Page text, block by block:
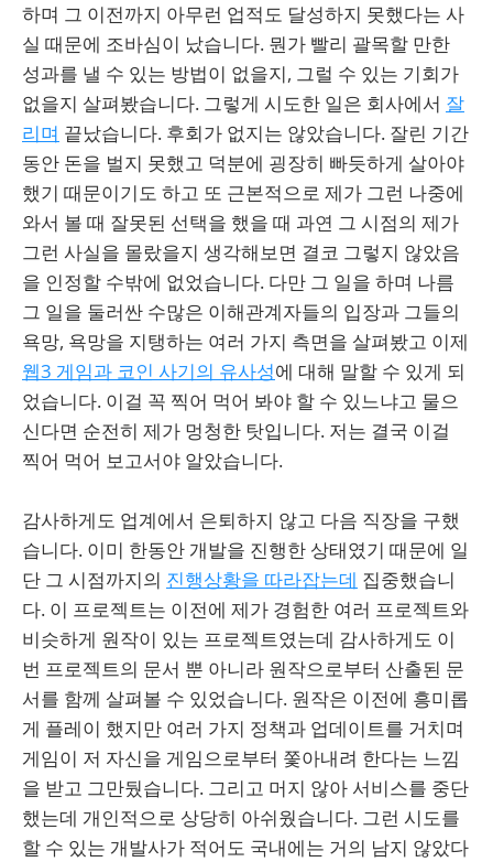
하며 그 이전까지 아무런 업적도 달성하지 못했다는 사
실 때문에 조바심이 났습니다. 뭔가 빨리 괄목할 만한
성과를 낼 수 있는 방법이 없을지, 그럴 수 있는 기회가
없을지 살펴봤습니다. 그렇게 시도한 일은 회사에서 잘
리며 끝났습니다. 후회가 없지는 않았습니다. 잘린 기간
동안 돈을 벌지 못했고 덕분에 굉장히 빠듯하게 살아야
했기 때문이기도 하고 또 근본적으로 제가 그런 나중에
와서 볼 때 잘못된 선택을 했을 때 과연 그 시점의 제가
그런 사실을 몰랐을지 생각해보면 결코 그렇지 않았음
을 인정할 수밖에 없었습니다. 다만 그 일을 하며 나름
그 일을 둘러싼 수많은 이해관계자들의 입장과 그들의
욕망, 욕망을 지탱하는 여러 가지 측면을 살펴봤고 이제
웹3 게임과 코인 사기의 유사성에 대해 말할 수 있게 되
었습니다. 이걸 꼭 찍어 먹어 봐야 할 수 있느냐고 물으
신다면 순전히 제가 멍청한 탓입니다. 저는 결국 이걸
찍어 먹어 보고서야 알았습니다.
감사하게도 업계에서 은퇴하지 않고 다음 직장을 구했
습니다. 이미 한동안 개발을 진행한 상태였기 때문에 일
단 그 시점까지의 진행상황을 따라잡는데 집중했습니
다. 이 프로젝트는 이전에 제가 경험한 여러 프로젝트와
비슷하게 원작이 있는 프로젝트였는데 감사하게도 이
번 프로젝트의 문서 뿐 아니라 원작으로부터 산출된 문
서를 함께 살펴볼 수 있었습니다. 원작은 이전에 흥미롭
게 플레이 했지만 여러 가지 정책과 업데이트를 거치며
게임이 저 자신을 게임으로부터 쫓아내려 한다는 느낌
을 받고 그만뒀습니다. 그리고 머지 않아 서비스를 중단
했는데 개인적으로 상당히 아쉬웠습니다. 그런 시도를
할 수 있는 개발사가 적어도 국내에는 거의 남지 않았다